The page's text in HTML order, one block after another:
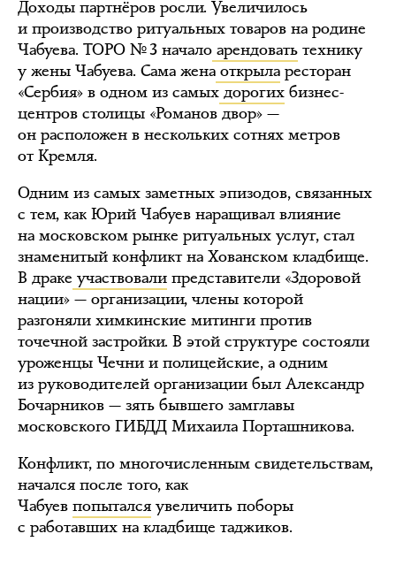
Доходы партнёров росли. Увеличилось
и производство ритуальных товаров на родине
Чабуева. ТОРО № 3 начало арендовать технику
у жены Чабуева. Сама жена открыла ресторан
«Сербия» в одном из самых дорогих бизнес-
центров столицы «Романов двор» —
он расположен в нескольких сотнях метров
от Кремля.
Одним из самых заметных эпизодов, связанных
с тем, как Юрий Чабуев наращивал влияние
на московском рынке ритуальных услуг, стал
знаменитый конфликт на Хованском кладбище.
В драке участвовали представители «Здоровой
нации» — организации, члены которой
разгоняли химкинские митинги против
точечной застройки. В этой структуре состояли
уроженцы Чечни и полицейские, а одним
из руководителей организации был Александр
Бочарников — зять бывшего замглавы
московского ГИБДД Михаила Порташникова.
Конфликт, по многочисленным свидетельствам,
начался после того, как
Чабуев попытался увеличить поборы
с работавших на кладбище таджиков.